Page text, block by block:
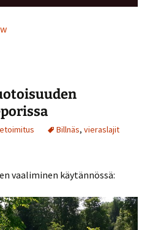
Billnäs, vieraslajit
vaaliminen käytännössä: